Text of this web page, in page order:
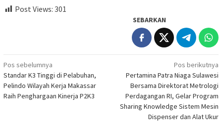
Post Views: 301
SEBARKAN
Navigasi
pos
Pos sebelumnya
Standar K3 Tinggi di Pelabuhan,
Pelindo Wilayah Kerja Makassar
Raih Penghargaan Kinerja P2K3
Pos berikutnya
Pertamina Patra Niaga Sulawesi
Bersama Direktorat Metrologi
Perdagangan RI, Gelar Program
Sharing Knowledge Sistem Mesin
Dispenser dan Alat Ukur